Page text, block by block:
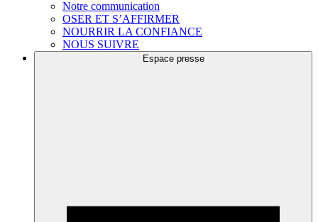
Notre communication
OSER ET S’AFFIRMER
NOURRIR LA CONFIANCE
NOUS SUIVRE
Espace presse